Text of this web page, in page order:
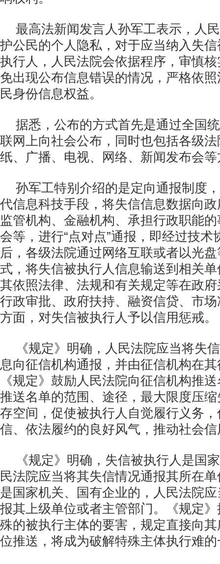
最高法新闻发言人孙军工表示，人
护公民的个人隐私，对于应当纳入失
执行人，人民法院会依据程序，审慎
免出现公布信息错误的情况，严格依
民身份信息权益。
据悉，公布的方式首先是通过全国
联网上向社会公布，同时也包括各级
纸、广播、电视、网络、新闻发布会
孙军工特别介绍的是定向通报制度
代信息科技手段，将失信信息数据向
监管机构、金融机构、承担行政职能
会等，进行“点对点”通报，即经过技术
后，各级法院通过网络互联或者以光
式，将失信被执行人信息输送到相关
其依照法律、法规和有关规定等在政
行政审批、政府扶持、融资信贷、市
方面，对失信被执行人予以信用惩戒。
《规定》明确，人民法院应当将失
息向征信机构通报，并由征信机构在
《规定》鼓励人民法院向征信机构推
推送名单的范围、途径，最大限度压
存空间，促使被执行人自觉履行义务
信、依法履约的良好风气，推动社会
《规定》明确，失信被执行人是国
民法院应当将其失信情况通报其所在
是国家机关、国有企业的，人民法院
报其上级单位或者主管部门。《规定
殊的被执行主体的要害，规定直接向
位推送，将成为破解特殊主体执行难